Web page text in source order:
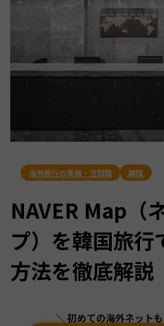
海外旅行の準備・豆知識 韓国
NAVER Map（
プ）を韓国旅行
方法を徹底解説
＼ 初めての海外ネット